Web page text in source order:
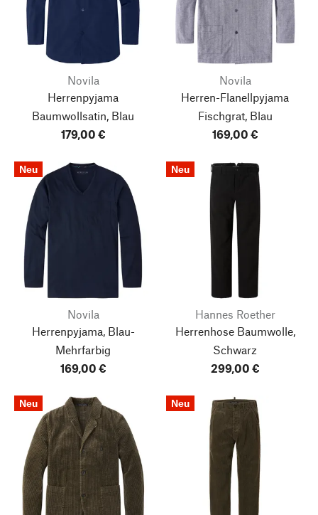
Novila
Herrenpyjama
Baumwollsatin, Blau
179,00 €
Novila
Herren-Flanellpyjama
Fischgrat, Blau
169,00 €
Neu
Novila
Herrenpyjama, Blau-
Mehrfarbig
169,00 €
Neu
Hannes Roether
Herrenhose Baumwolle,
Schwarz
299,00 €
Neu Neu